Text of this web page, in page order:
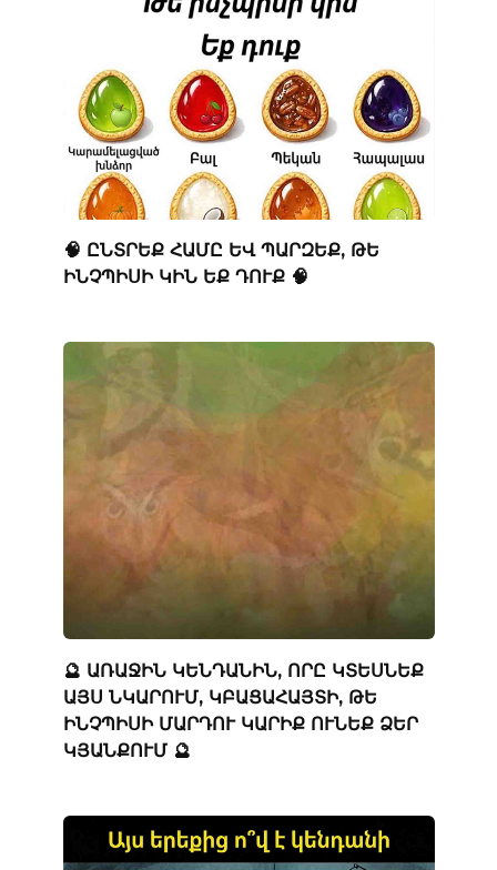
🧠 ԸՆՏՐԵՔ ՀԱՄԸ ԵՎ ՊԱՐԶԵՔ, ԹԵ
ԻՆՉՊԻՍԻ ԿԻՆ ԵՔ ԴՈՒՔ 🧠
🔮 ԱՌԱՋԻՆ ԿԵՆԴԱՆԻՆ, ՈՐԸ ԿՏԵՍՆԵՔ
ԱՅՍ ՆԿԱՐՈՒՄ, ԿԲԱՑԱՀԱՅՏԻ, ԹԵ
ԻՆՉՊԻՍԻ ՄԱՐԴՈՒ ԿԱՐԻՔ ՈՒՆԵՔ ՁԵՐ
ԿՅԱՆՔՈՒՄ 🔮